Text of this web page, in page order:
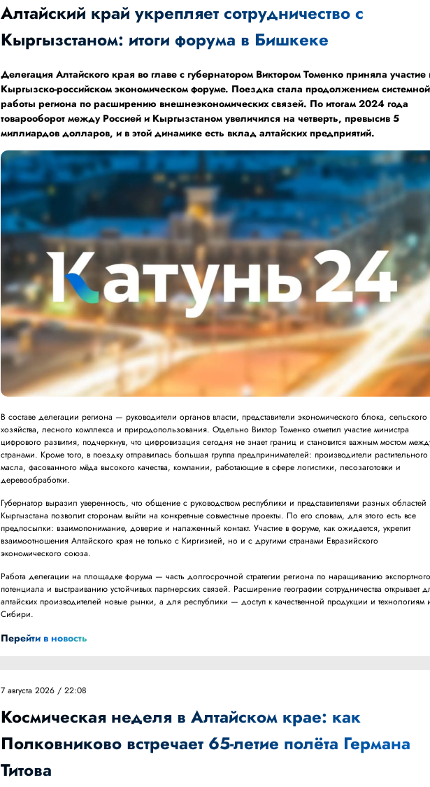
Алтайский край укрепляет сотрудничество с
Кыргызстаном: итоги форума в Бишкеке
Делегация Алтайского края во главе с губернатором Виктором Томенко приняла участие
Кыргызско-российском экономическом форуме. Поездка стала продолжением системной
работы региона по расширению внешнеэкономических связей. По итогам 2024 года
товарооборот между Россией и Кыргызстаном увеличился на четверть, превысив 5
миллиардов долларов, и в этой динамике есть вклад алтайских предприятий.
В составе делегации региона — руководители органов власти, представители экономического блока, сельского
хозяйства, лесного комплекса и природопользования. Отдельно Виктор Томенко отметил участие министра
цифрового развития, подчеркнув, что цифровизация сегодня не знает границ и становится важным мостом
странами. Кроме того, в поездку отправилась большая группа предпринимателей: производители растительного
масла, фасованного мёда высокого качества, компании, работающие в сфере логистики, лесозаготовки и
деревообработки.
Губернатор выразил уверенность, что общение с руководством республики и представителями разных областей
Кыргызстана позволит сторонам выйти на конкретные совместные проекты. По его словам, для этого есть все
предпосылки: взаимопонимание, доверие и налаженный контакт. Участие в форуме, как ожидается, укрепит
взаимоотношения Алтайского края не только с Киргизией, но и с другими странами Евразийского
экономического союза.
Работа делегации на площадке форума — часть долгосрочной стратегии региона по наращиванию
потенциала и выстраиванию устойчивых партнерских связей. Расширение географии сотрудничества открывает
алтайских производителей новые рынки, а для республики — доступ к качественной продукции и технологиям
Сибири.
Перейти в новость
7 августа 2026 / 22:08
Космическая неделя в Алтайском крае: как
Полковниково встречает 65-летие полёта Германа
Титова